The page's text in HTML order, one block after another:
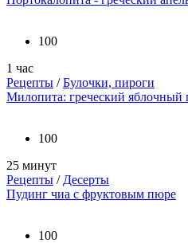
100
1 час
Рецепты /Булочки, пироги
Милопита: греческий яблочный
100
25 минут
Рецепты / Десерты
Пудинг чиа с фруктовым пюре
100